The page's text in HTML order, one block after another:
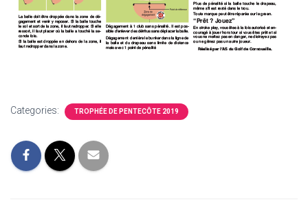
Categories: TROPHÉE DE PENTECÔTE 2019